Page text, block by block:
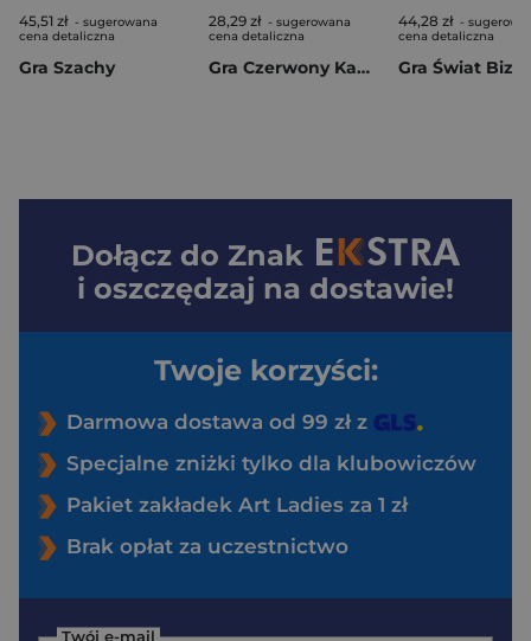
45,51 zł - sugerowana
cena detaliczna
Gra Szachy
28,29 zł - sugerowana
cena detaliczna
Gra Czerwony Kapturek i Calineczka
44,28 zł -
cena detaliczna
Gra Świat
Dołącz do Znak
i oszczędzaj na dostawie!
Twoje korzyści:
Darmowa dostawa od 99 zł z
Specjalne zniżki tylko dla klubowiczów
Pakiet zakładek Art Ladies za 1 zł
Brak opłat za uczestnictwo
Twój e-mail